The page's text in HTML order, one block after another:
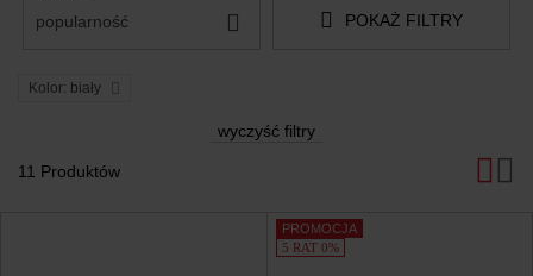
11 Produktów
POKAŻ FILTRY
Kolor: biały
wyczyść filtry
popularność
PROMOCJA
5 RAT 0%